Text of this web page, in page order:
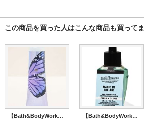
この商品を買った人はこんな商品も買って
【Bath&BodyWorks】シアバターハンドクリーム：バタフライ 【Bath&BodyWorks】Wallflowers詰替リフィル：マジックインザエアー